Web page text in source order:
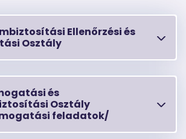
Ellenőrzési és
Osztály
és
Osztály
feladatok/